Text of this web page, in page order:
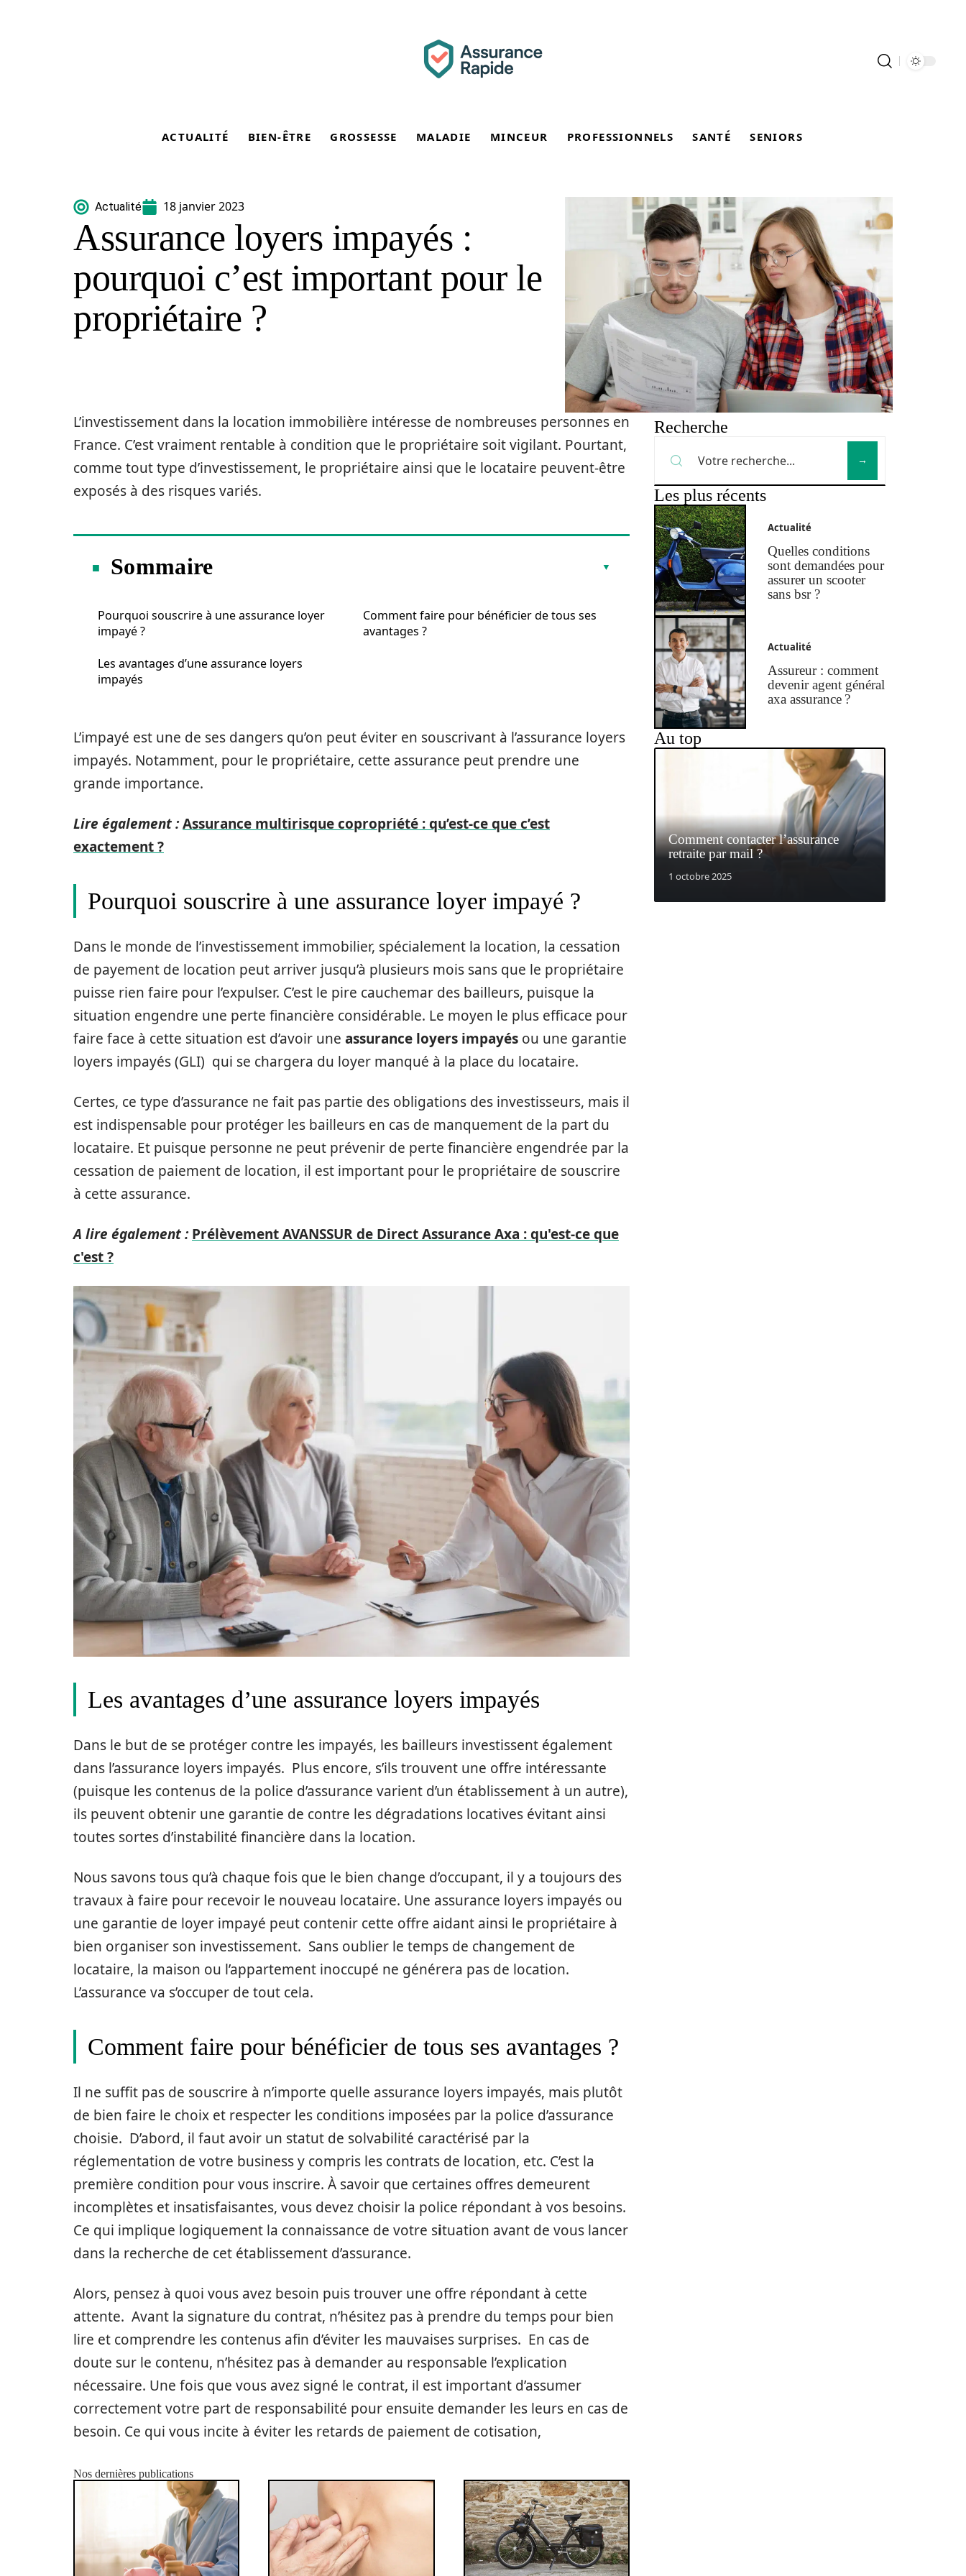
ACTUALITÉ BIEN-ÊTRE GROSSESSE MALADIE MINCEUR PROFESSIONNELS SANTÉ SENIORS
Actualité 18 janvier 2023
Assurance loyers impayés :
pourquoi c’est important pour le
propriétaire ?
L’investissement dans la location immobilière intéresse de nombreuses personnes en
France. C’est vraiment rentable à condition que le propriétaire soit vigilant. Pourtant,
comme tout type d’investissement, le propriétaire ainsi que le locataire peuvent-être
exposés à des risques variés.
Sommaire
Pourquoi souscrire à une assurance loyer
impayé ?
Les avantages d’une assurance loyers
impayés
Comment faire pour bénéficier de tous ses
avantages ?
L’impayé est une de ses dangers qu’on peut éviter en souscrivant à l’assurance loyers
impayés. Notamment, pour le propriétaire, cette assurance peut prendre une
grande importance.
Lire également :Assurance multirisque copropriété : qu’est-ce que c’est
exactement ?
Pourquoi souscrire à une assurance loyer impayé ?
Dans le monde de l’investissement immobilier, spécialement la location, la cessation
de payement de location peut arriver jusqu’à plusieurs mois sans que le propriétaire
puisse rien faire pour l’expulser. C’est le pire cauchemar des bailleurs, puisque la
situation engendre une perte financière considérable. Le moyen le plus efficace pour
faire face à cette situation est d’avoir une assurance loyers impayés ou une garantie
loyers impayés (GLI) qui se chargera du loyer manqué à la place du locataire.
Certes, ce type d’assurance ne fait pas partie des obligations des investisseurs, mais il
est indispensable pour protéger les bailleurs en cas de manquement de la part du
locataire. Et puisque personne ne peut prévenir de perte financière engendrée par la
cessation de paiement de location, il est important pour le propriétaire de souscrire
à cette assurance.
A lire également : Prélèvement AVANSSUR de Direct Assurance Axa : qu'est-ce que
c'est ?
Les avantages d’une assurance loyers impayés
Dans le but de se protéger contre les impayés, les bailleurs investissent également
dans l’assurance loyers impayés. Plus encore, s’ils trouvent une offre intéressante
(puisque les contenus de la police d’assurance varient d’un établissement à un autre),
ils peuvent obtenir une garantie de contre les dégradations locatives évitant ainsi
toutes sortes d’instabilité financière dans la location.
Nous savons tous qu’à chaque fois que le bien change d’occupant, il y a toujours des
travaux à faire pour recevoir le nouveau locataire. Une assurance loyers impayés ou
une garantie de loyer impayé peut contenir cette offre aidant ainsi le propriétaire à
bien organiser son investissement. Sans oublier le temps de changement de
locataire, la maison ou l’appartement inoccupé ne générera pas de location.
L’assurance va s’occuper de tout cela.
Comment faire pour bénéficier de tous ses avantages ?
Il ne suffit pas de souscrire à n’importe quelle assurance loyers impayés, mais plutôt
de bien faire le choix et respecter les conditions imposées par la police d’assurance
choisie. D’abord, il faut avoir un statut de solvabilité caractérisé par la
réglementation de votre business y compris les contrats de location, etc. C’est la
première condition pour vous inscrire. À savoir que certaines offres demeurent
incomplètes et insatisfaisantes, vous devez choisir la police répondant à vos besoins.
Ce qui implique logiquement la connaissance de votre situation avant de vous lancer
dans la recherche de cet établissement d’assurance.
Alors, pensez à quoi vous avez besoin puis trouver une offre répondant à cette
attente. Avant la signature du contrat, n’hésitez pas à prendre du temps pour bien
lire et comprendre les contenus afin d’éviter les mauvaises surprises. En cas de
doute sur le contenu, n’hésitez pas à demander au responsable l’explication
nécessaire. Une fois que vous avez signé le contrat, il est important d’assumer
correctement votre part de responsabilité pour ensuite demander les leurs en cas de
besoin. Ce qui vous incite à éviter les retards de paiement de cotisation,
Nos dernières publications
Recherche
Les plus récents
Actualité
Quelles conditions
sont demandées pour
assurer un scooter
sans bsr ?
Actualité
Assureur : comment
devenir agent général
axa assurance ?
Au top
Comment contacter l’assurance
retraite par mail ?
1 octobre 2025